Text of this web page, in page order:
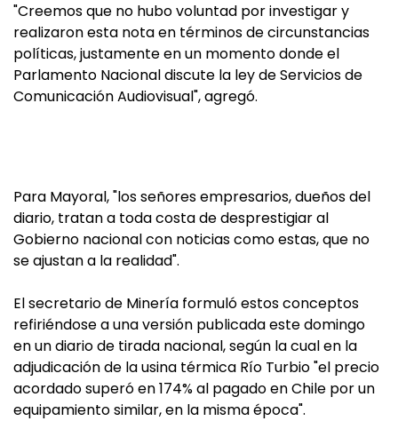
"Creemos que no hubo voluntad por investigar y
realizaron esta nota en términos de circunstancias
políticas, justamente en un momento donde el
Parlamento Nacional discute la ley de Servicios de
Comunicación Audiovisual", agregó.
Para Mayoral, "los señores empresarios, dueños del
diario, tratan a toda costa de desprestigiar al
Gobierno nacional con noticias como estas, que no
se ajustan a la realidad".
El secretario de Minería formuló estos conceptos
refiriéndose a una versión publicada este domingo
en un diario de tirada nacional, según la cual en la
adjudicación de la usina térmica Río Turbio "el precio
acordado superó en 174% al pagado en Chile por un
equipamiento similar, en la misma época".